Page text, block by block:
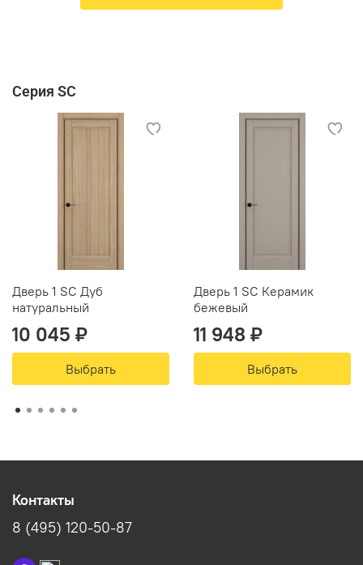
Серия SC
Дверь 1 SC Дуб
натуральный
10 045 ₽
Выбрать
Дверь 1 SC Керамик
бежевый
11 948 ₽
Выбрать
Контакты
8 (495) 120-50-87